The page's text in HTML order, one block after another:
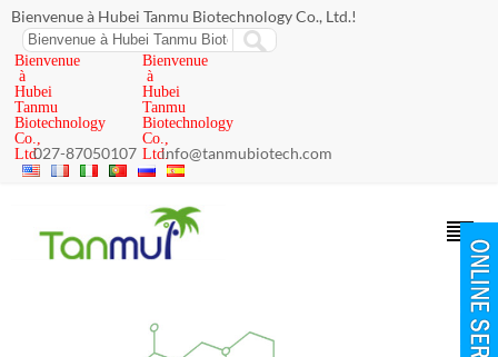
Bienvenue à Hubei Tanmu Biotechnology Co., Ltd.!
Bienvenue
à
Hubei
Tanmu
Biotechnology
Co.,
Ltd.027-87050107
Bienvenue
à
Hubei
Tanmu
Biotechnology
Co.,
Ltd.info@tanmubiotech.com